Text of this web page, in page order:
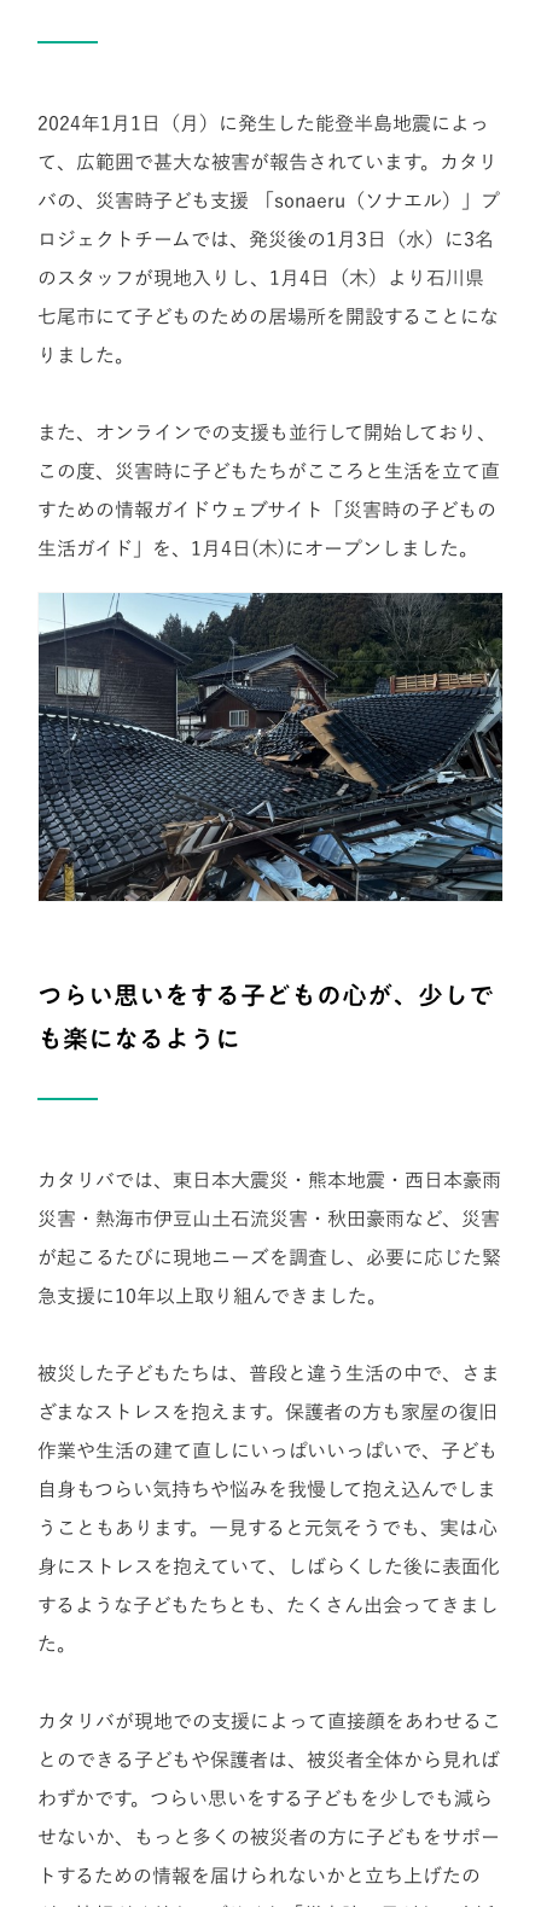
2024年1月1日（月）に発生した能登半島地震によっ
て、広範囲で甚大な被害が報告されています。カタリ
バの、災害時子ども支援 「sonaeru（ソナエル）」プ
ロジェクトチームでは、発災後の1月3日（水）に3名
のスタッフが現地入りし、1月4日（木）より石川県
七尾市にて子どものための居場所を開設することにな
りました。
また、オンラインでの支援も並行して開始しており、
この度、災害時に子どもたちがこころと生活を立て直
すための情報ガイドウェブサイト「災害時の子どもの
生活ガイド」を、1月4日(木)にオープンしました。
つらい思いをする子どもの心が、少しで
も楽になるように
カタリバでは、東日本大震災・熊本地震・西日本豪雨
災害・熱海市伊豆山土石流災害・秋田豪雨など、災害
が起こるたびに現地ニーズを調査し、必要に応じた緊
急支援に10年以上取り組んできました。
被災した子どもたちは、普段と違う生活の中で、さま
ざまなストレスを抱えます。保護者の方も家屋の復旧
作業や生活の建て直しにいっぱいいっぱいで、子ども
自身もつらい気持ちや悩みを我慢して抱え込んでしま
うこともあります。一見すると元気そうでも、実は心
身にストレスを抱えていて、しばらくした後に表面化
するような子どもたちとも、たくさん出会ってきまし
た。
カタリバが現地での支援によって直接顔をあわせるこ
とのできる子どもや保護者は、被災者全体から見れば
わずかです。つらい思いをする子どもを少しでも減ら
せないか、もっと多くの被災者の方に子どもをサポー
トするための情報を届けられないかと立ち上げたの